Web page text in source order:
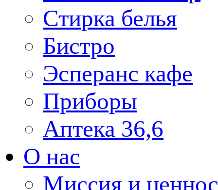
Стирка белья
Бистро
Эсперанс кафе
Приборы
Аптека 36,6
О нас
Миссия и